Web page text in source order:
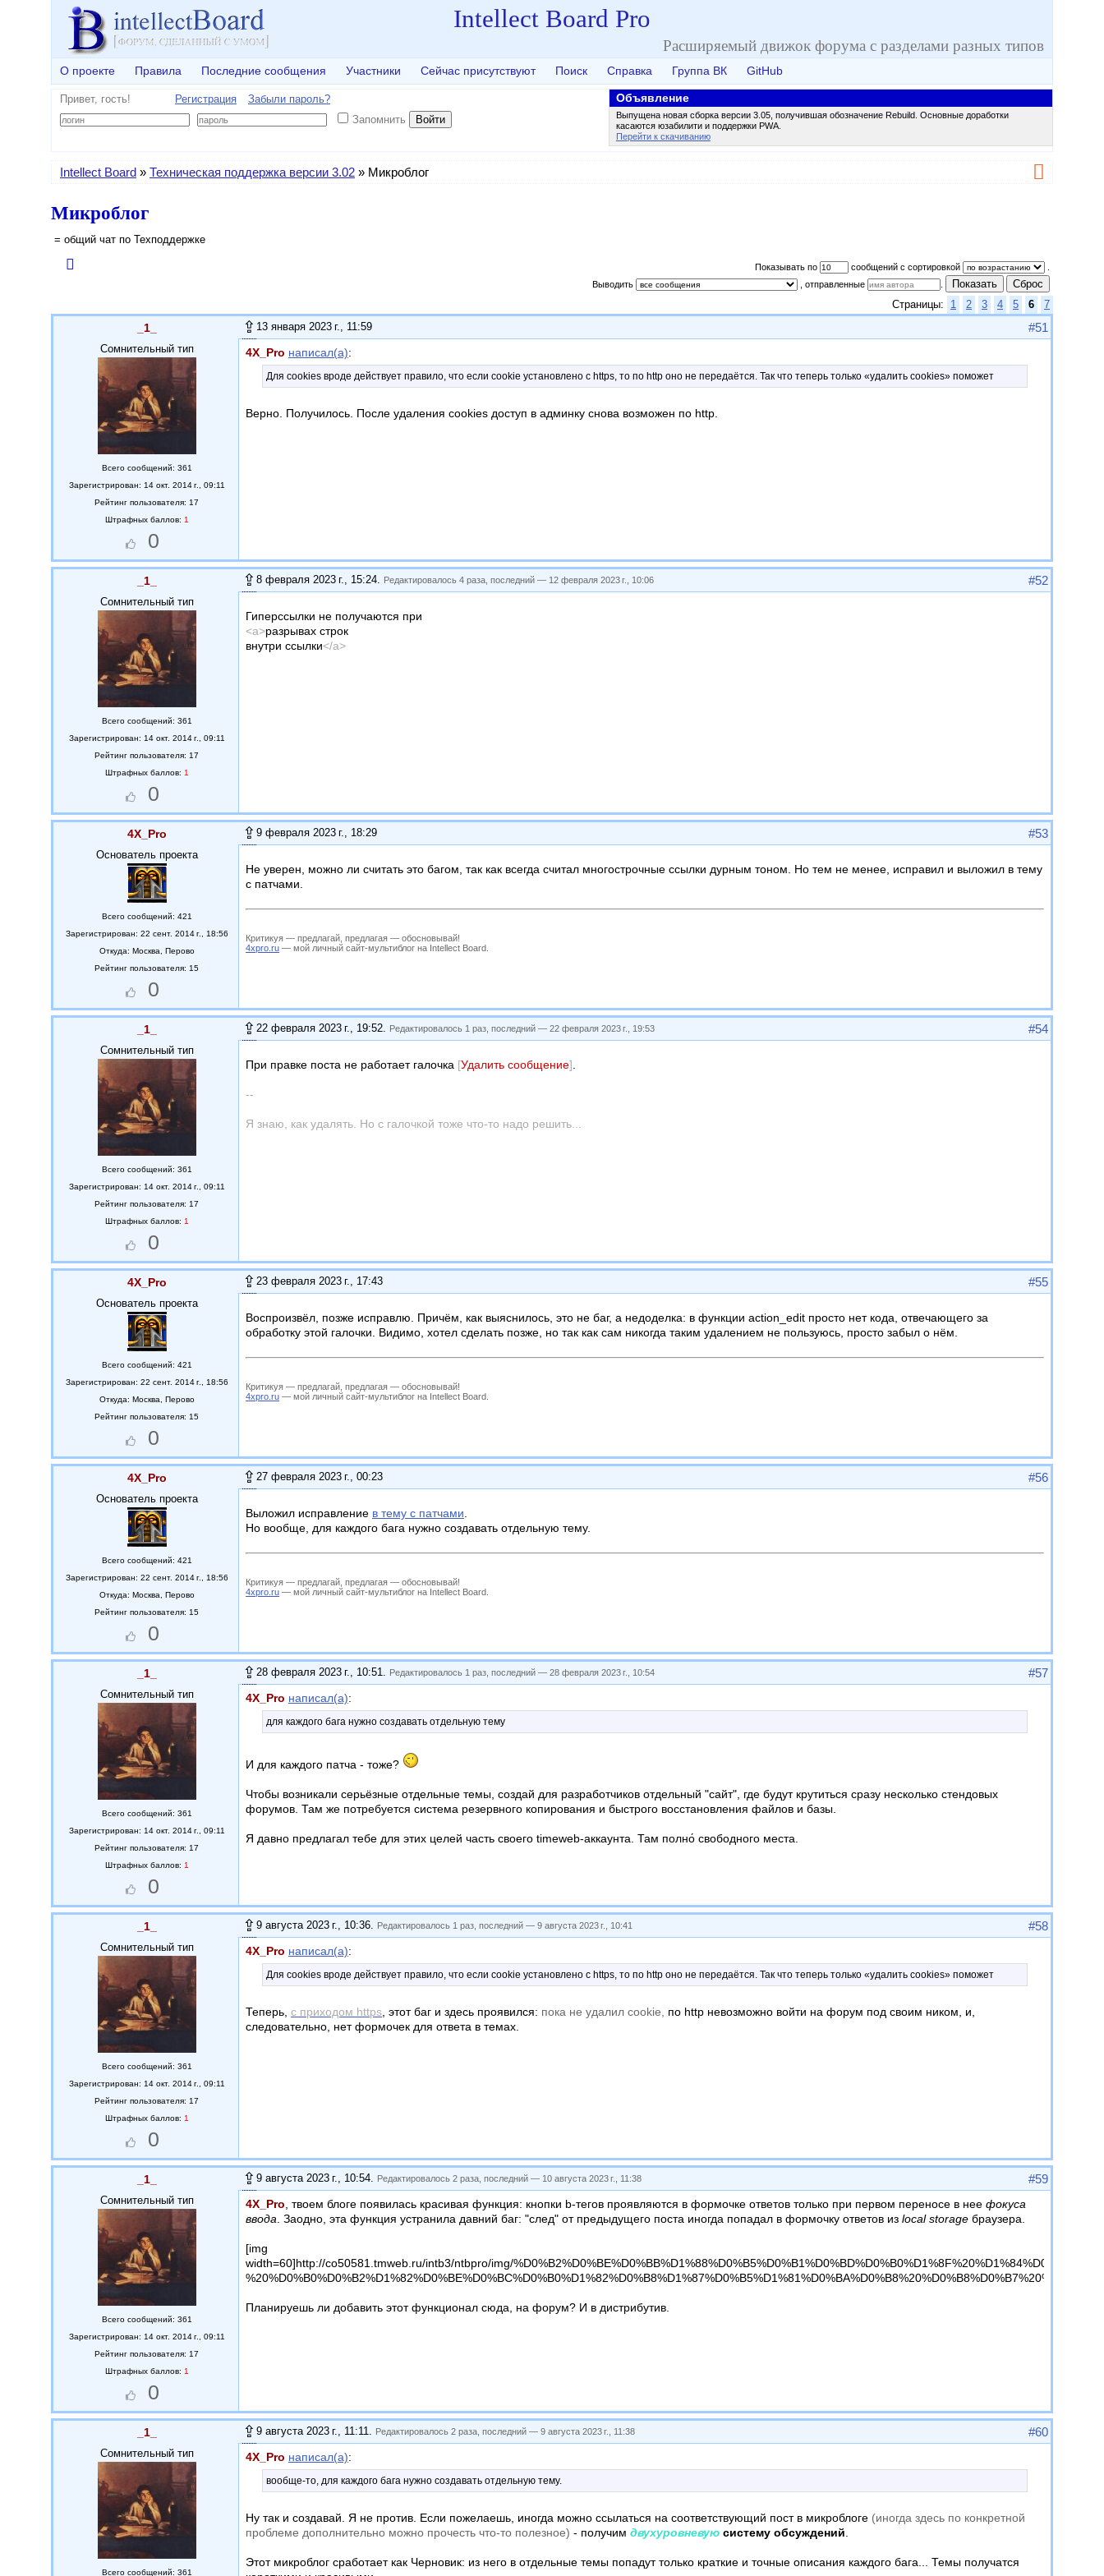
Intellect Board Pro
Расширяемый движок форума с разделами разных типов
О проекте Правила Последние сообщения Участники Сейчас присутствуют Поиск Справка Группа ВК GitHub
Объявление
Выпущена новая сборка версии 3.05, получившая обозначение Rebuild. Основные доработки
касаются юзабилити и поддержки PWA.
Перейти к скачиванию
Привет, гость! Регистрация
Забыли пароль?
Запомнить
Войти
Intellect Board » Техническая поддержка версии 3.02 » Микроблог
Микроблог
= общий чат по Техподдержке
Показывать по сообщений с сортировкой
Выводить
, отправленные Показать Сброс
Страницы: 1 2 3 4 5 6 7
_1_
Сомнительный тип
Всего сообщений: 361
Зарегистрирован: 14 окт. 2014 г., 09:11
Рейтинг пользователя: 17
Штрафных баллов: 1
0
13 января 2023 г., 11:59 #51
4X_Pro написал(а):
Для cookies вроде действует правило, что если cookie установлено с https, то по http оно не передаётся. Так что теперь только «удалить cookies» поможет
Верно. Получилось. После удаления cookies доступ в админку снова возможен по http.
_1_
Сомнительный тип
Всего сообщений: 361
Зарегистрирован: 14 окт. 2014 г., 09:11
Рейтинг пользователя: 17
Штрафных баллов: 1
0
8 февраля 2023 г., 15:24 Редактировалось 4 раза, последний — 12 февраля 2023 г., 10:06 #52
Гиперссылки не получаются при
<a>разрывах строк
внутри ссылки</a>
4X_Pro
Основатель проекта
Всего сообщений: 421
Зарегистрирован: 22 сент. 2014 г., 18:56
Откуда: Москва, Перово
Рейтинг пользователя: 15
0
9 февраля 2023 г., 18:29 #53
Не уверен, можно ли считать это багом, так как всегда считал многострочные ссылки дурным тоном. Но тем не менее, исправил и выложил в тему
с патчами.
Критикуя — предлагай, предлагая — обосновывай!
4xpro.ru — мой личный сайт-мультиблог на Intellect Board.
_1_
Сомнительный тип
Всего сообщений: 361
Зарегистрирован: 14 окт. 2014 г., 09:11
Рейтинг пользователя: 17
Штрафных баллов: 1
0
22 февраля 2023 г., 19:52 Редактировалось 1 раз, последний —22 февраля 2023 г., 19:53 #54
При правке поста не работает галочка [Удалить сообщение] .
--
Я знаю, как удалять. Но с галочкой тоже что-то надо решить...
4X_Pro
Основатель проекта
Всего сообщений: 421
Зарегистрирован: 22 сент. 2014 г., 18:56
Откуда: Москва, Перово
Рейтинг пользователя: 15
0
23 февраля 2023 г., 17:43 #55
Воспроизвёл, позже исправлю. Причём, как выяснилось, это не баг, а недоделка: в функции action_edit просто нет кода, отвечающего за
обработку этой галочки. Видимо, хотел сделать позже, но так как сам никогда таким удалением не пользуюсь, просто забыл о нём.
Критикуя — предлагай, предлагая — обосновывай!
4xpro.ru — мой личный сайт-мультиблог на Intellect Board.
4X_Pro
Основатель проекта
Всего сообщений: 421
Зарегистрирован: 22 сент. 2014 г., 18:56
Откуда: Москва, Перово
Рейтинг пользователя: 15
0
27 февраля 2023 г., 00:23 #56
Выложил исправление в тему с патчами.
Но вообще, для каждого бага нужно создавать отдельную тему.
Критикуя — предлагай, предлагая — обосновывай!
4xpro.ru — мой личный сайт-мультиблог на Intellect Board.
_1_
Сомнительный тип
Всего сообщений: 361
Зарегистрирован: 14 окт. 2014 г., 09:11
Рейтинг пользователя: 17
Штрафных баллов: 1
0
28 февраля 2023 г., 10:51 Редактировалось 1 раз, последний —28 февраля 2023 г., 10:54 #57
4X_Pro написал(а):
для каждого бага нужно создавать отдельную тему
И для каждого патча - тоже?
Чтобы возникали серьёзные отдельные темы, создай для разработчиков отдельный "сайт", где будут крутиться сразу несколько стендовых
форумов. Там же потребуется система резервного копирования и быстрого восстановления файлов и базы.
Я давно предлагал тебе для этих целей часть своего timeweb-аккаунта. Там полно́ свободного места.
_1_
Сомнительный тип
Всего сообщений: 361
Зарегистрирован: 14 окт. 2014 г., 09:11
Рейтинг пользователя: 17
Штрафных баллов: 1
0
9 августа 2023 г., 10:36 Редактировалось 1 раз, последний —9 августа 2023 г., 10:41 #58
4X_Pro написал(а):
Для cookies вроде действует правило, что если cookie установлено с https, то по http оно не передаётся. Так что теперь только «удалить cookies» поможет
Теперь,с приходом https , этот баг и здесь проявился: пока не удалил cookie,
по http невозможно войти на форум под своим ником, и,
следовательно, нет формочек для ответа в темах.
_1_
Сомнительный тип
Всего сообщений: 361
Зарегистрирован: 14 окт. 2014 г., 09:11
Рейтинг пользователя: 17
Штрафных баллов: 1
0
9 августа 2023 г., 10:54 Редактировалось 2 раза, последний — 10 августа 2023 г., 11:38 #59
4X_Pro , твоем блоге появилась красивая функция: кнопки b-тегов проявляются в формочке ответов только при первом переносе в неефокуса
ввода . Заодно, эта функция устранила давний баг: "след" от предыдущего поста иногда попадал в формочку ответов изlocal storage браузера.
[img
width=60]http://co50581.tmweb.ru/intb3/ntbpro/img/
Планируешь ли добавить этот функционал сюда, на форум? И в дистрибутив.
_1_
Сомнительный тип
Всего сообщений: 361
9 августа 2023 г., 11:11 Редактировалось 2 раза, последний —9 августа 2023 г., 11:38 #60
4X_Pro написал(а):
вообще-то, для каждого бага нужно создавать отдельную тему.
Ну так и создавай. Я не против. Если пожелаешь, иногда можно ссылаться на соответствующий пост в микроблоге (иногда здесь по конкретной
проблеме дополнительно можно прочесть что-то полезное) - получимдвухуровневую систему обсуждений
Этот микроблог сработает как Черновик: из него в отдельные темы попадут только краткие и точные описания каждого бага... Темы получатся